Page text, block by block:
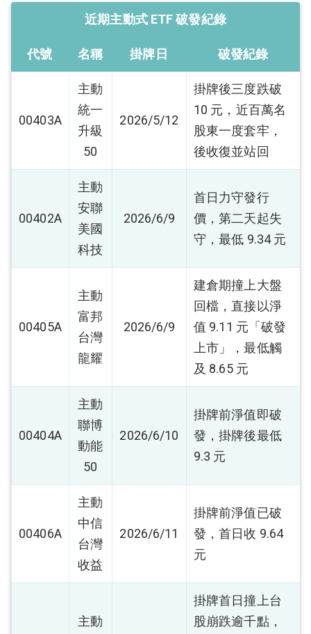
近期主動式 ETF 破發紀錄
代號 名稱 掛牌日 破發紀錄
00403A
主動
統一
升級
50
2026/5/12
掛牌後三度跌破
10 元，近百萬名
股東一度套牢，
後收復並站回
00402A
主動
安聯
美國
科技
2026/6/9
首日力守發行
價，第二天起失
守，最低 9.34 元
00405A
主動
富邦
台灣
龍耀
2026/6/9
建倉期撞上大盤
回檔，直接以淨
值 9.11 元「破發
上市」，最低觸
及 8.65 元
00404A
主動
聯博
動能
50
2026/6/10
掛牌前淨值即破
發，掛牌後最低
9.3 元
00406A
主動
中信
台灣
收益
2026/6/11
掛牌前淨值已破
發，首日收 9.64
元
主動
掛牌首日撞上台
股崩跌逾千點，